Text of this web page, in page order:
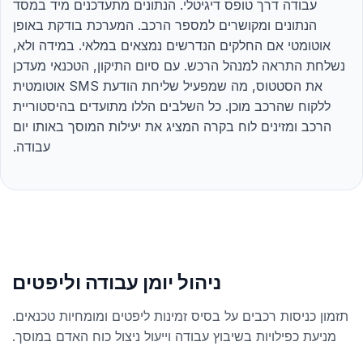
עבודה דרך טופס דיגיטלי. הנתונים מתעדכנים מיד במסד
הנתונים ומקושרים למספר הרכב. המערכת בודקת באופן
אוטומטי אם החלקים הנדרשים נמצאים במלאי. במידה ולא,
נשלחת התראה למנהל הרכש. עם סיום התיקון, הטכנאי מעדכן
את הסטטוס, מה שמפעיל שליחת הודעת SMS אוטומטית
ללקוח שהרכב מוכן. כל השלבים הללו מתועדים בהיסטוריית
הרכב ומזינים לוח בקרה המציג את יעילות המוסך באותו יום
עבודה.
ניהול יומן עבודה וליפטים
תזמון כניסות רכבים על בסיס זמינות ליפטים ומומחיות טכנאים.
מניעת כפילויות בשיבוץ עבודה וייעול ניצול כוח האדם במוסך.